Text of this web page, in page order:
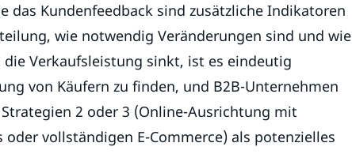
das Kundenfeedback sind zusätzliche Indikatoren
wie notwendig Veränderungen sind und wie
Verkaufsleistung sinkt, ist es eindeutig
von Käufern zu finden, und B2B-Unternehmen
2 oder 3 (Online-Ausrichtung mit
vollständigen E-Commerce) als potenzielles